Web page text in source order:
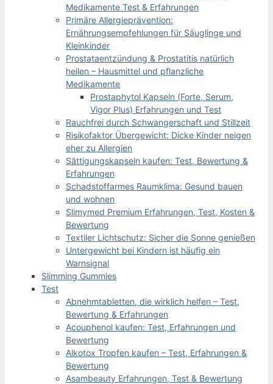
Medikamente Test & Erfahrungen
Primäre Allergieprävention:
Ernährungsempfehlungen für Säuglinge und
Kleinkinder
Prostataentzündung & Prostatitis natürlich
heilen – Hausmittel und pflanzliche
Medikamente
Prostaphytol Kapseln (Forte, Serum,
Vigor Plus) Erfahrungen und Test
Rauchfrei durch Schwangerschaft und Stillzeit
Risikofaktor Übergewicht: Dicke Kinder neigen
eher zu Allergien
Sättigungskapseln kaufen: Test, Bewertung &
Erfahrungen
Schadstoffarmes Raumklima: Gesund bauen
und wohnen
Slimymed Premium Erfahrungen, Test, Kosten &
Bewertung
Textiler Lichtschutz: Sicher die Sonne genießen
Untergewicht bei Kindern ist häufig ein
Warnsignal
Slimming Gummies
Test
Abnehmtabletten, die wirklich helfen – Test,
Bewertung & Erfahrungen
Acouphenol kaufen: Test, Erfahrungen und
Bewertung
Alkotox Tropfen kaufen – Test, Erfahrungen &
Bewertung
Asambeauty Erfahrungen, Test & Bewertung